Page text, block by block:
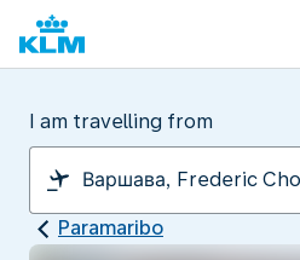
I am travelling from
Paramaribo